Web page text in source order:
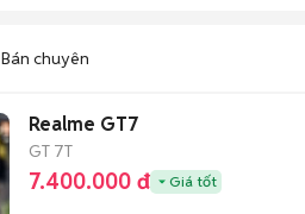
Bán chuyên
Realme GT7
GT 7T
7.400.000 đ Giá tốt